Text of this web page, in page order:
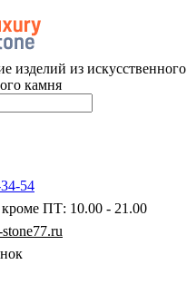
изделий из искусственного
камня
54
ПТ: 10.00 - 21.00